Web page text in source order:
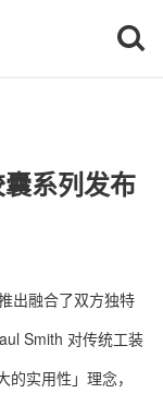
系列发布
出融合了双方独特
Smith 对传统工装
实用性」理念，